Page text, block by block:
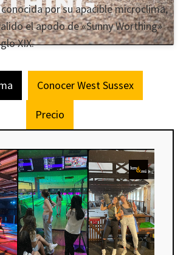
por su apacible microclima,
el apodo de «Sunny Worthing»
XIX.
Conocer West Sussex
Precio